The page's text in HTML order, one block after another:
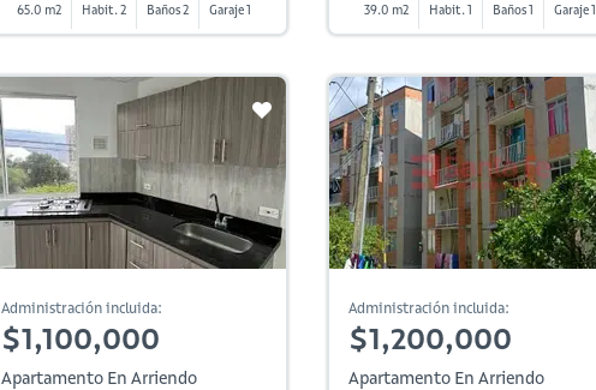
65.0 m2 Habit. 2 Baños 2 Garaje 1 39.0 m2 Habit. 1 Baños 1 Garaje 1
Administración incluida:
$1,100,000
Apartamento En Arriendo
Administración incluida:
$1,200,000
Apartamento En Arriendo